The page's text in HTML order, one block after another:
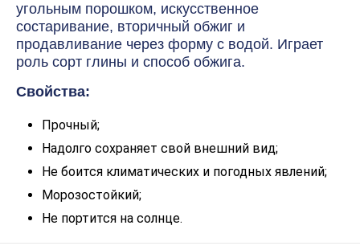
угольным порошком, искусственное
состаривание, вторичный обжиг и
продавливание через форму с водой. Играет
роль сорт глины и способ обжига.
Свойства:
Прочный;
Надолго сохраняет свой внешний вид;
Не боится климатических и погодных явлений;
Морозостойкий;
Не портится на солнце.